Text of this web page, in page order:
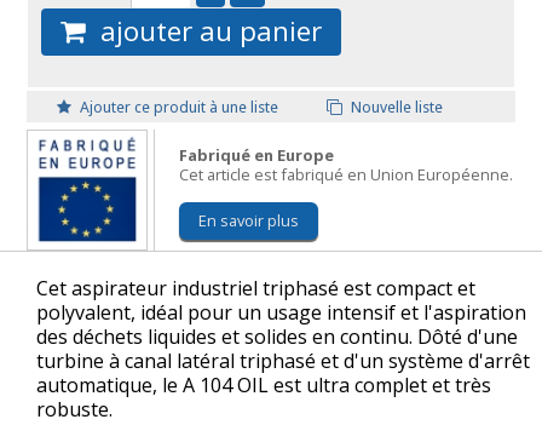
ajouter au panier
Ajouter ce produit à une liste Nouvelle liste
Fabriqué en Europe
Cet article est fabriqué en Union Européenne.
En savoir plus
Cet aspirateur industriel triphasé est compact et
polyvalent, idéal pour un usage intensif et l'aspiration
des déchets liquides et solides en continu. Dôté d'une
turbine à canal latéral triphasé et d'un système d'arrêt
automatique, le A 104 OIL est ultra complet et très
robuste.